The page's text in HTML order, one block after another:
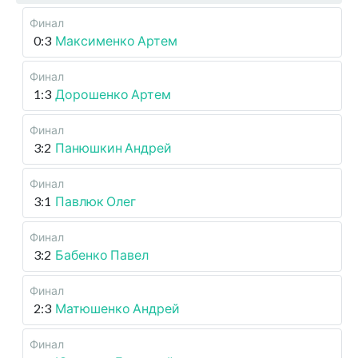
Финал
0:3 Максименко Артем
Финал
1:3 Дорошенко Артем
Финал
3:2 Панюшкин Андрей
Финал
3:1 Павлюк Олег
Финал
3:2 Бабенко Павел
Финал
2:3 Матюшенко Андрей
Финал